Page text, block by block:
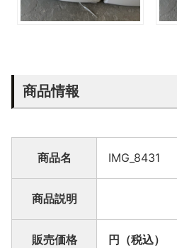
商品情報
商品名 IMG_8431
商品説明
販売価格 円（税込）